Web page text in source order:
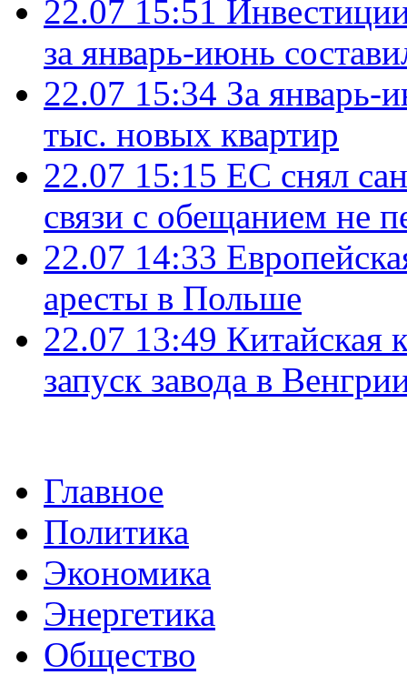
22.07 15:51
за январь-июнь
22.07 15:34 За январь-
тыс. новых квартир
22.07 15:15 ЕС снял
связи с обещанием не
22.07 14:33
аресты в Польше
22.07 13:49 Китайская
запуск завода в
Главное
Политика
Экономика
Энергетика
Общество